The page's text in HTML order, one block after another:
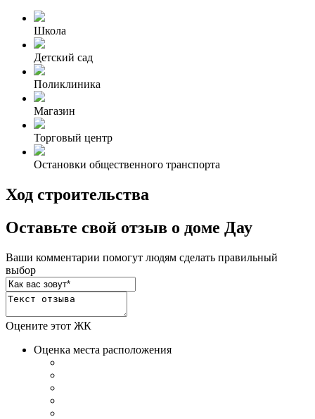
Школа
Детский сад
Поликлиника
Магазин
Торговый центр
Остановки общественного транспорта
Ход строительства
Оставьте свой отзыв о доме Дау
Ваши комментарии помогут людям сделать правильный
выбор
Оцените этот ЖК
Оценка места расположения